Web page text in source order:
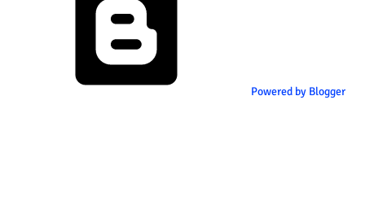
Powered by Blogger